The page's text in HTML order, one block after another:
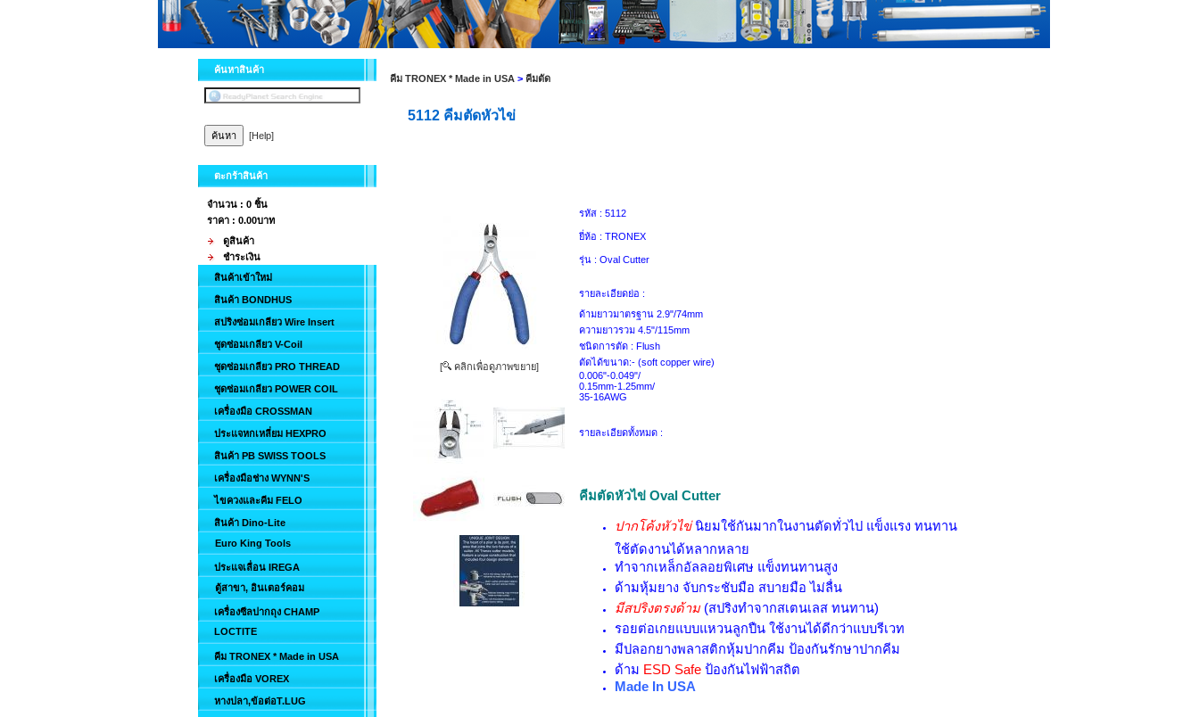
ค้นหาสินค้า
[Help]
ตะกร้าสินค้า
จำนวน : 0 ชิ้น
ราคา : 0.00บาท
ดูสินค้า
ชำระเงิน
สินค้าเข้าใหม่
สินค้า BONDHUS
สปริงซ่อมเกลียว Wire Insert
ชุดซ่อมเกลียว V-Coil
ชุดซ่อมเกลียว PRO THREAD
ชุดซ่อมเกลียว POWER COIL
เครื่องมือ CROSSMAN
ประแจหกเหลี่ยม HEXPRO
สินค้า PB SWISS TOOLS
เครื่องมือช่าง WYNN'S
ไขควงและคีม FELO
สินค้า Dino-Lite
Euro King Tools
ประแจเลื่อน IREGA
ตู้สาขา, อินเตอร์คอม
เครื่องซีลปากถุง CHAMP
LOCTITE
คีม TRONEX * Made in USA
เครื่องมือ VOREX
หางปลา,ข้อต่อT.LUG
คีม TRONEX * Made in USA > คีมตัด
5112 คีมตัดหัวไข่
[ คลิกเพื่อดูภาพขยาย]
รหัส : 5112
ยี่ห้อ : TRONEX
รุ่น : Oval Cutter
รายละเอียดย่อ :
ด้ามยาวมาตรฐาน 2.9"/74mm
ความยาวรวม 4.5"/115mm
ชนิดการตัด : Flush
ตัดได้ขนาด:- (soft copper wire)
0.006"-0.049"/
0.15mm-1.25mm/
35-16AWG
รายละเอียดทั้งหมด :
คีมตัดหัวไข่ Oval Cutter
ปากโค้งหัวไข่นิยมใช้กันมากในงานตัดทั่วไป แข็งแรง ทนทาน
ใช้ตัดงานได้หลากหลาย
ทำจากเหล็กอัลลอยพิเศษ แข็งทนทานสูง
ด้ามหุ้มยาง จับกระชับมือ สบายมือ ไม่ลื่น
มีสปริงตรงด้าม(สปริงทำจากสเตนเลส ทนทาน)
รอยต่อเกยแบบแหวนลูกปืน ใช้งานได้ดีกว่าแบบรีเวท
มีปลอกยางพลาสติกหุ้มปากคีม ป้องกันรักษาปากคีม
ด้าม ESD Safe ป้องกันไฟฟ้าสถิต
Made In USA